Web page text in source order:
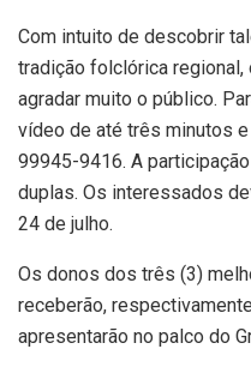
Com intuito de descobrir
tradição folclórica
agradar muito o público.
vídeo de até três minutos
99945-9416. A
duplas. Os interessados
24 de julho.
Os donos dos três (3)
receberão,
apresentarão no palco do